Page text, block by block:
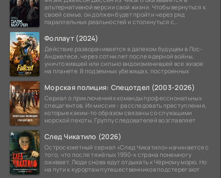
альтернативной версии свой жизни. Чтобы вернуться к
своей семье, он должен будет пройти через ряд
параллельных реальностей и столкнуться с
Фоллаут (2024)
Действие разворачивается в далеком будущем в Лос-
Анджелесе, через сотни лет после ядерной войны,
уничтожившей или сильно видоизменившей все живое
на планете. В подземных убежищах, построенных
Морская полиция: Спецотдел (2003-2026)
Сериал о приключениях команды профессиональных
спецагентов. Их миссия - расследовать преступления,
которые каким-то образом связаны со служащими
морской пехоты. Группу следователей возглавляет
След Чикатило (2026)
Остросюжетный сериал «След Чикатило» начинается с
того, что после тяжёлых 1990-х страна понемногу
оживает. Люди снова едут отдыхать к Чёрному морю. Но
на пути к курортам путешественников подстерегают